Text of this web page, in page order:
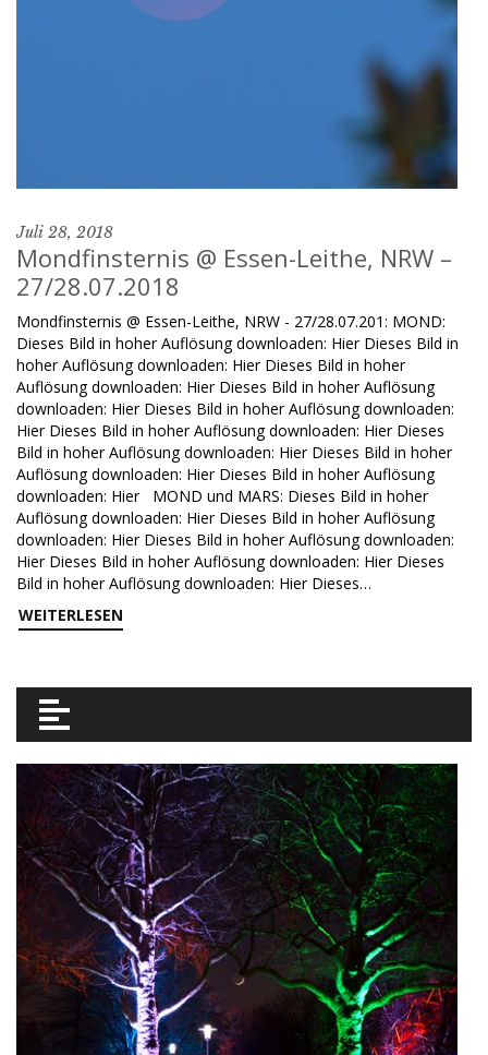
Juli 28, 2018
Mondfinsternis @ Essen-Leithe, NRW –
27/28.07.2018
Mondfinsternis @ Essen-Leithe, NRW - 27/28.07.201: MOND:
Dieses Bild in hoher Auflösung downloaden: Hier Dieses Bild in
hoher Auflösung downloaden: Hier Dieses Bild in hoher
Auflösung downloaden: Hier Dieses Bild in hoher Auflösung
downloaden: Hier Dieses Bild in hoher Auflösung downloaden:
Hier Dieses Bild in hoher Auflösung downloaden: Hier Dieses
Bild in hoher Auflösung downloaden: Hier Dieses Bild in hoher
Auflösung downloaden: Hier Dieses Bild in hoher Auflösung
downloaden: Hier MOND und MARS: Dieses Bild in hoher
Auflösung downloaden: Hier Dieses Bild in hoher Auflösung
downloaden: Hier Dieses Bild in hoher Auflösung downloaden:
Hier Dieses Bild in hoher Auflösung downloaden: Hier Dieses
Bild in hoher Auflösung downloaden: Hier Dieses…
WEITERLESEN